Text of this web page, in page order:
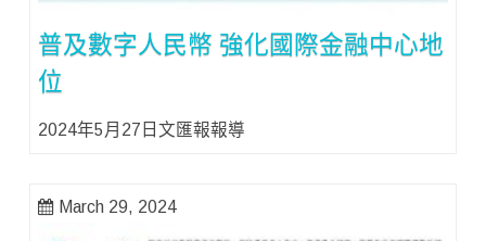
普及數字人民幣 強化國際金融中心地
位
2024年5月27日文匯報報導
March 29, 2024